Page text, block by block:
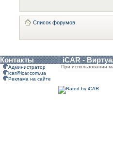
Список форумов
Контакты iCAR -
Администратор
icar@icar.com.ua
Реклама на сайте
При использовании